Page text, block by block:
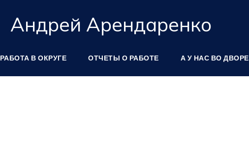
Андрей Арендаренко
РАБОТА В ОКРУГЕ ОТЧЕТЫ О РАБОТЕ А У НАС ВО ДВОРЕ